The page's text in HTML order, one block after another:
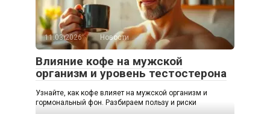
11.03.2026 Новости
Влияние кофе на мужской
организм и уровень тестостерона
Узнайте, как кофе влияет на мужской организм и
гормональный фон. Разбираем пользу и риски